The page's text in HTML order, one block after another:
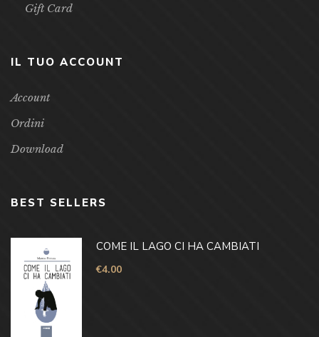
Gift Card
IL TUO ACCOUNT
Account
Ordini
Download
BEST SELLERS
COME IL LAGO CI HA CAMBIATI
€4.00